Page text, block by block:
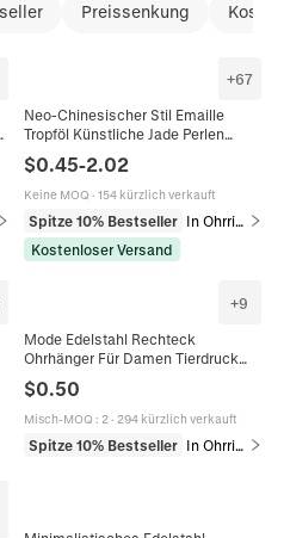
Preissenkung
+67
Neo-Chinesischer Stil Emaille
Tropföl Künstliche Jade Perlen
Quaste Ohrringe Vintage
Schmetterling Blume Design
Legierung Kunstperle Ohrringe
$0.45-2.02
Keine MOQ · 154 kürzlich verkauft
Spitze 10% Bestseller
In Ohrringe
Kostenloser Versand
+9
Mode Edelstahl Rechteck
Ohrhänger Für Damen Tierdruck
Leopard Kuh Zebra Marmormuster
Geometrischer Schmuck
$0.50
Misch-MOQ : 2· 294 kürzlich verkauft
Spitze 10% Bestseller In Ohrringe